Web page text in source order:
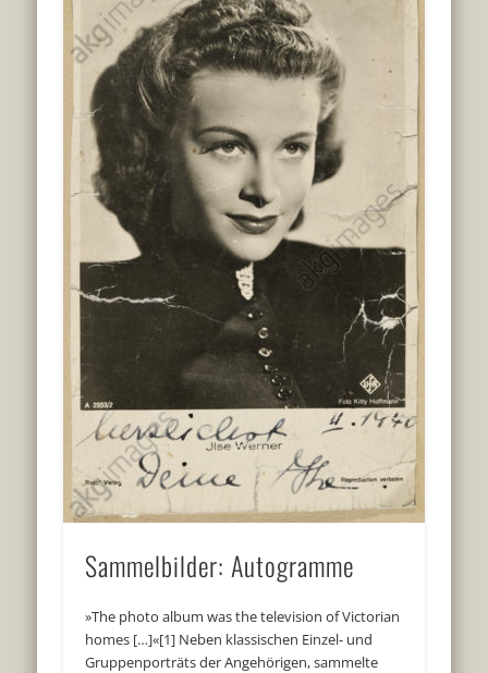
Sammelbilder: Autogramme
»The photo album was the television of Victorian
homes […]«[1] Neben klassischen Einzel- und
Gruppenporträts der Angehörigen, sammelte